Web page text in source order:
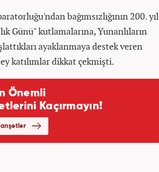
bağımsızlığının 200. yıl
Günü" kutlamalarına, Yunanlıların
ayaklanmaya destek veren
katılımlar dikkat çekmişti.